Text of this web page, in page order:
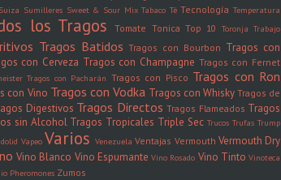
Suiza Sumilleres Sweet & Sour Mix Tabaco Té Tecnología Temperatura
los Tragos Tomate Tonica Top 10 Toronja Trabajo
Tragos Batidos Tragos con Bourbon Tragos con
con Cerveza Tragos con Champagne Tragos con Fernet
Tragos con Pacharán Tragos con Pisco Tragos con Ron
con Vino Tragos con Vodka Tragos con Whisky Tragos de
Digestivos Tragos Directos Tragos Flameados Tragos
sin Alcohol Tragos Tropicales Triple Sec Trucos Trufas Trump
Vapeo Varios Venezuela Ventajas Vermouth Vermouth Dry
Vino Blanco Vino Espumante Vino Rosado Vino Tinto Vinoteca
Pheromones Zumos